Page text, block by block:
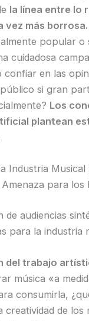
la línea entre lo
vez más borrosa.
popular o
cuidadosa
confiar en las
si gran
Los
plantean
Industria Musical
para los
de audiencias
para la industria
del trabajo
música «a
consumirla,
creatividad de los